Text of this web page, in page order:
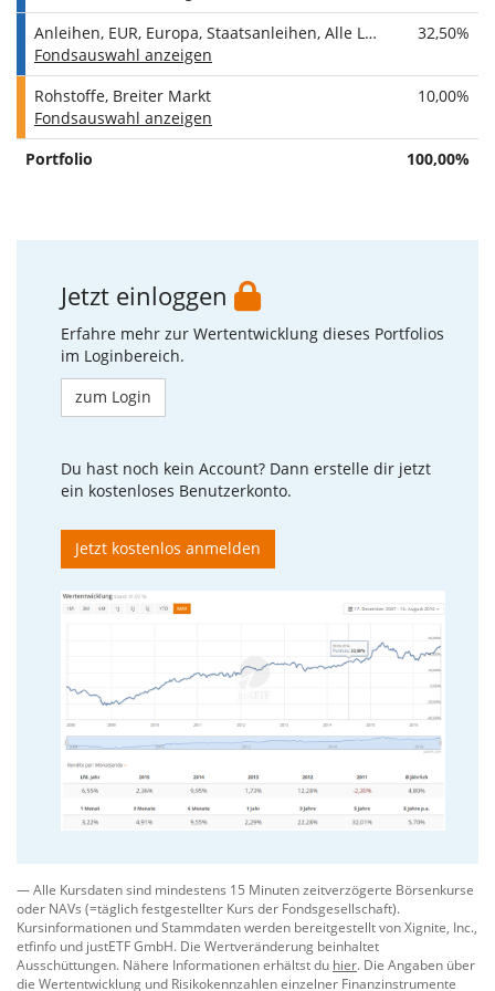
Währung:
Euro
Anzahl Segmente: 2
Staatsanleihen
Pfandbriefe
0%
verwendeten ETFs erfolgt nach klar definierten, transparenten
Qualitätsfilter, Replikation & Steuern:
Wir wählengrundsätzlich
passiven Investmentansatz verfolgen, auf Xetra
Zusätzlich gelten folgende Regeln:
replizierende
ETFs, sofern für den abgebildeten
Index ein entsprechendes Produkt verfügbar ist
beschriebenen Strategie steht.
Index über 50 %, wählen wir – sofern verfügbar –
ETFs mit Domizil Irland, umQuellensteuervorteile
zu nutzen. Liegt der US-Anteil unter 50 %, ist das
Fondsdomizil kein Auswahlkriterium.
Effizienz-Ranking (Finale Selektion):
Erfüllen mehrere ETFs die oben genannten Kriterien
gleichzeitig, entscheidet folgende Hierarchie über die
Verwendung für das Musterportfolio:
Bei Gleichstand: Größtes Fondsvolumen (AUM).
Bei weiterem Gleichstand: Frühestes
Auflagedatum.
Anleihen, EUR, Europa, Staatsanleihen, Alle Laufzeiten
Fondsauswahl anzeigen
32,50%
Rohstoffe, Breiter Markt
Fondsauswahl anzeigen
10,00%
Portfolio 100,00%
Jetzt einloggen
Erfahre mehr zur Wertentwicklung dieses Portfolios
im Loginbereich.
zum Login
Du hast noch kein Account? Dann erstelle dir jetzt
ein kostenloses Benutzerkonto.
Jetzt kostenlos anmelden
— Alle Kursdaten sind mindestens 15 Minuten zeitverzögerte Börsenkurse
oder NAVs (=täglich festgestellter Kurs der Fondsgesellschaft).
Kursinformationen und Stammdaten werden bereitgestellt vonXignite, Inc.
etfinfo und justETF GmbH. Die Wertveränderung beinhaltet
Ausschüttungen. Nähere Informationen erhältst du hier. Die Angaben über
die Wertentwicklung und Risikokennzahlen einzelner Finanzinstrumente